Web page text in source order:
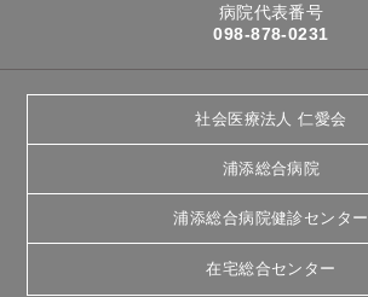
病院代表番号
098-878-0231
社会医療法人 仁愛会
浦添総合病院
浦添総合病院健診センター
在宅総合センター